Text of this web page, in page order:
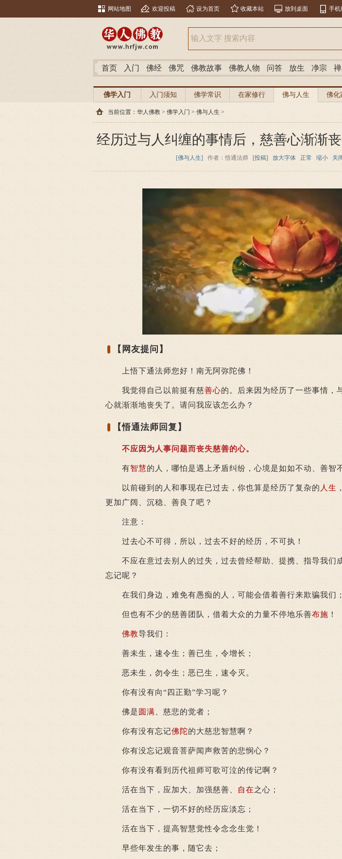
网站地图 欢迎投稿 设为首页 收藏本站 放到桌面 手机
首页 入门 佛经 佛咒 佛教故事 佛教人物 问答 放生 净宗
佛学入门 入门须知 佛学常识 在家修行 佛与人生 佛化
当前位置： 华人佛教 > 佛学入门 > 佛与人生 >
经历过与人纠缠的事情后，慈善心渐渐
[佛与人生] 作者：悟通法师 [投稿] 放大字体 正常 缩小 关
【网友提问】
上悟下通法师您好！南无阿弥陀佛！
我觉得自己以前挺有慈善心的。后来因为经历了一些事情，
心就渐渐地丧失了。请问我应该怎么办？
【悟通法师回复】
不应因为人事问题而丧失慈善的心。
有智慧的人，哪怕是遇上矛盾纠纷，心境是如如不动、善智
以前碰到的人和事现在已过去，你也算是经历了复杂的 人生
更加广阔、沉稳、善良了吧？
注意：
过去心不可得，所以，过去不好的经历，不可执！
不应在意过去别人的过失，过去曾经帮助、提携、指导我们
忘记呢？
在我们身边，难免有愚痴的人，可能会借着善行来欺骗我们；
但也有不少的慈善团队，借着大众的力量不停地乐善布施 ！
佛教导我们：
善未生，速令生；善已生，令增长；
恶未生，勿令生；恶已生，速令灭。
你有没有向“四正勤”学习呢？
佛是 圆满 、慈悲的觉者；
你有没有忘记佛陀的大慈悲智慧啊？
你有没忘记观音菩萨闻声救苦的悲悯心？
你有没有看到历代祖师可歌可泣的传记啊？
活在当下，应加大、加强慈善、 自在之心；
活在当下，一切不好的经历应淡忘；
活在当下，提高智慧觉性令念念生觉！
早些年发生的事，随它去；